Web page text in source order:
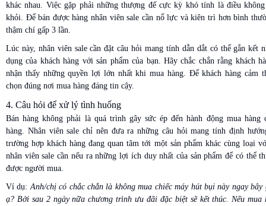
khác nhau. Việc gặp phải những thượng đế cực kỳ khó tính là điều
khỏi. Để bán được hàng nhân viên sale cần nổ lực và kiên trì hơn bình
thậm chí gấp 3 lần.
Lúc này, nhân viên sale cần đặt câu hỏi mang tính dẫn dắt có thể gắn kết
dụng của khách hàng với sản phẩm của bạn. Hãy chắc chắn rằng khách
nhận thấy những quyền lợi lớn nhất khi mua hàng. Để khách hàng cảm
chọn đúng nơi mua hàng đáng tin cậy.
4. Câu hỏi để xử lý tình huống
Bán hàng không phải là quá trình gây sức ép đến hành động mua hàng
hàng. Nhân viên sale chỉ nên đưa ra những câu hỏi mang tính định
trường hợp khách hàng đang quan tâm tới một sản phẩm khác cùng loại
nhân viên sale cần nếu ra những lợi ích duy nhất của sản phẩm để có thể
được người mua.
Ví dụ: Anh/chị có chắc chắn là không mua chiếc máy hút bụi này ngay bây
ạ? Bởi sau 2 ngày nữa chương trình ưu đãi đặc biệt sẽ kết thúc. Nếu mua